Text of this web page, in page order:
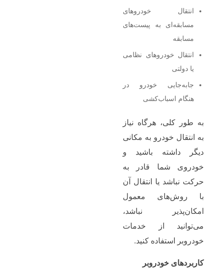
انتقال خودروهای
مسابقه‌ای به پیست‌های
مسابقه
انتقال خودروهای نظامی
یا دولتی
جابه‌جایی خودرو در
هنگام اسباب‌کشی
به طور کلی، هرگاه نیاز
به انتقال خودرو به مکانی
دیگر داشته باشید و
خودروی شما قادر به
حرکت نباشد یا انتقال آن
با روش‌های معمول
امکان‌پذیر نباشد،
می‌توانید از خدمات
خودروبر استفاده کنید.
کاربردهای خودروبر